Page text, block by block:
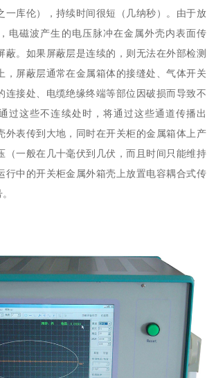
一库伦），持续时间很短（几纳秒）。由于放
电磁波产生的电压脉冲在金属外壳内表面传
蔽。如果屏蔽层是连续的，则无法在外部检测
，屏蔽层通常在金属箱体的接缝处、气体开关
连接处、电缆绝缘终端等部位因破损而导致不
过这些不连续处时，将通过这些通道传播出
外表传到大地，同时在开关柜的金属箱体上产
（一般在几十毫伏到几伏，而且时间只能维持
行中的开关柜金属外箱壳上放置电容耦合式传